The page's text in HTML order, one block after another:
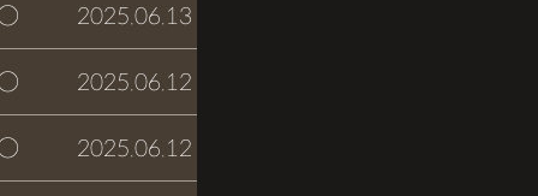
2025.06.13
2025.06.12
2025.06.12